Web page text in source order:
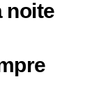
noite